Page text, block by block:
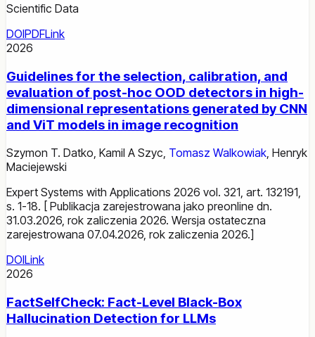
Scientific Data
DOIPDFLink
2026
Guidelines for the selection, calibration, and
evaluation of post-hoc OOD detectors in high-
dimensional representations generated by CNN
and ViT models in image recognition
Szymon T. Datko, Kamil A Szyc, Tomasz Walkowiak, Henryk
Maciejewski
Expert Systems with Applications 2026 vol. 321, art. 132191,
s. 1-18. [ Publikacja zarejestrowana jako preonline dn.
31.03.2026, rok zaliczenia 2026. Wersja ostateczna
zarejestrowana 07.04.2026, rok zaliczenia 2026.]
DOILink
2026
FactSelfCheck: Fact-Level Black-Box
Hallucination Detection for LLMs